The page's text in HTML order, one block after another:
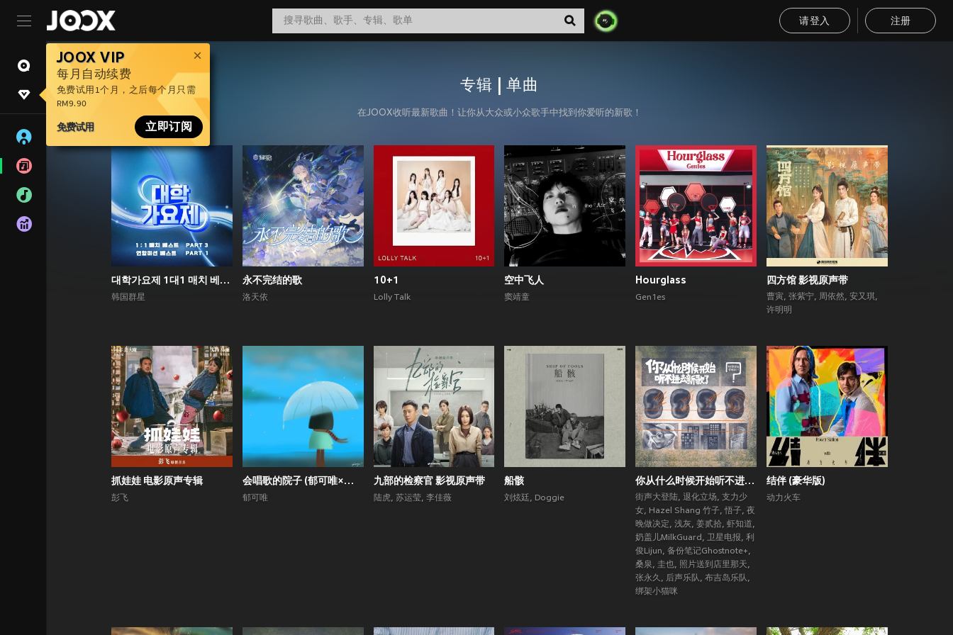
请登入 注册
JOOX VIP
每月自动续费
免费试用1个月，之后每个月只需
RM9.90
免费试用 立即订阅
专辑 | 单曲
在JOOX收听最新歌曲！让你从大众或小众歌手中找到你爱听的新歌！
대학가요제 1대1 매치 베스트 PART3, 연합미션 베스트 PART1
韩国群星
永不完结的歌
洛天依
10+1
Lolly Talk
空中飞人
窦靖童
Hourglass
Gen1es
四方馆 影视原声带
曹寅,张紫宁,周依然,安又琪,
许明明
抓娃娃 电影原声专辑
彭飞
会唱歌的院子 (郁可唯×梁翘柏)
郁可唯
九部的检察官 影视原声带
陆虎, 苏运莹, 李佳薇
船骸
刘炫廷, Doggie
你从什么时候开始听不进去新歌了？ (街声大登陆合辑Vol.5)
街声大登陆,退化立场,支力少
女, Hazel Shang 竹子,悟子,夜
晚做决定,浅灰,姜贰拾,虾知道,
奶盖儿MilkGuard , 卫星电报,利
俊Lijun,备份笔记Ghostnote+,
桑泉,圭也, 照片送到店里那天,
张永久 , 后声乐队,布吉岛乐队,
绑架小猫咪
结伴 (豪华版)
动力火车